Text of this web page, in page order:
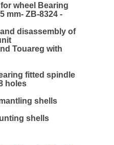
wheel Bearing
mm- ZB-8324 -
disassembly of
Touareg with
fitted spindle
holes
shells
shells